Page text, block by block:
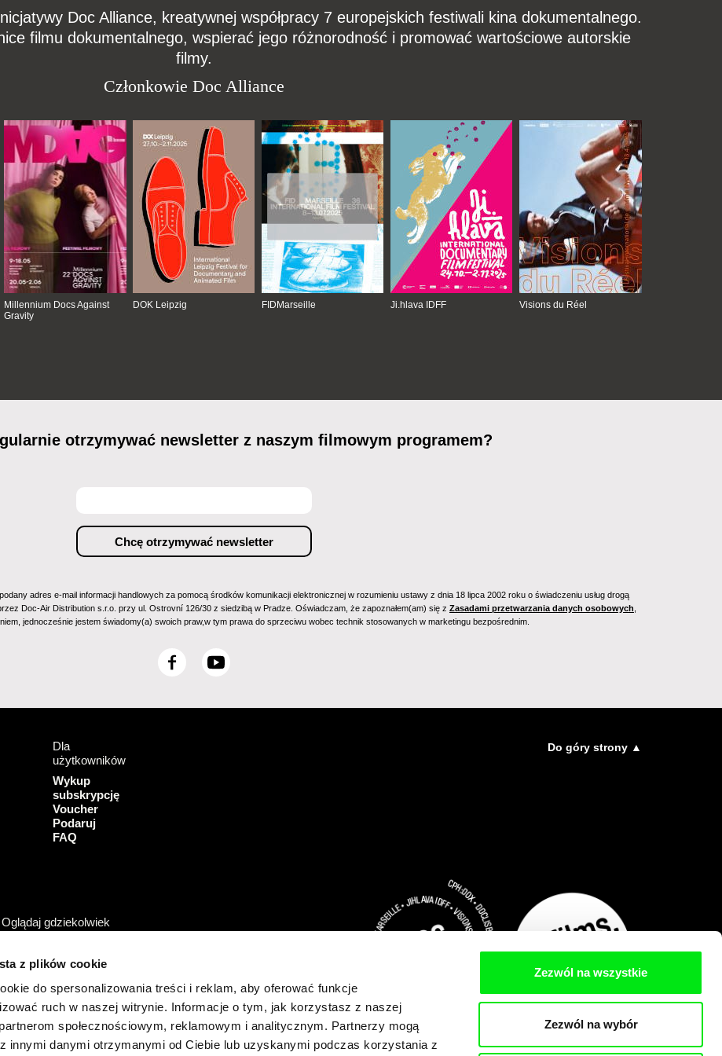
z plików cookie
do spersonalizowania treści i reklam, aby oferować funkcje
ruch w naszej witrynie. Informacje o tym, jak korzystasz z naszej
społecznościowym, reklamowym i analitycznym. Partnerzy mogą
innymi danymi otrzymanymi od Ciebie lub uzyskanymi podczas korzystania z
Zezwól na wszystkie
Zezwól na wybór
Doc Alliance, kreatywnej współpracy 7 europejskich festiwali kina dokumentalnego.
filmu dokumentalnego, wspierać jego różnorodność i promować wartościowe autorskie
filmy.
Członkowie Doc Alliance
Millennium Docs Against
Gravity
DOK Leipzig FIDMarseille Ji.hlava IDFF Visions du Réel
otrzymywać newsletter z naszym filmowym programem?
adres e-mail informacji handlowych za pomocą środków komunikacji elektronicznej w rozumieniu ustawy z dnia 18 lipca 2002 roku o świadczeniu usług drogą
Doc-Air Distribution s.r.o. przy ul. Ostrovní 126/30 z siedzibą w Pradze. Oświadczam, że zapoznałem(am) się z Zasadami przetwarzania danych osobowych
jednocześnie jestem świadomy(a) swoich praw,w tym prawa do sprzeciwu wobec technik stosowanych w marketingu bezpośrednim.
F
Y
Dla
użytkowników
Wykup
subskrypcję
Voucher
Podaruj
FAQ
Do góry strony ▲
Oglądaj gdziekolwiek